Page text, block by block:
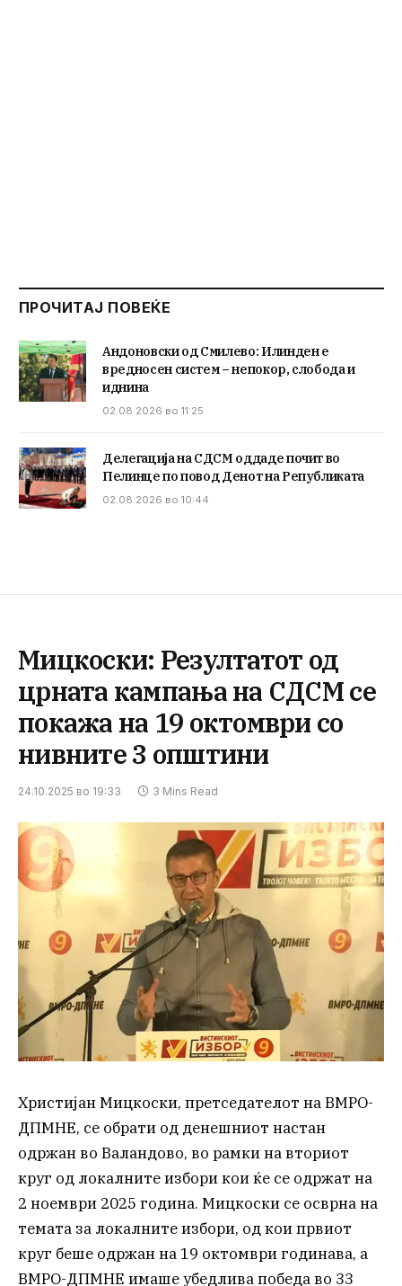
ПРОЧИТАЈ ПОВЕЌЕ
Андоновски од Смилево: Илинден е
вредносен систем – непокор, слобода и
иднина
02.08.2026 во 11:25
Делегација на СДСМ оддаде почит во
Пелинце по повод Денот на Републиката
02.08.2026 во 10:44
Мицкоски: Резултатот од
црната кампања на СДСМ се
покажа на 19 октомври со
нивните 3 општини
24.10.2025 во 19:33 3 Mins Read
Христијан Мицкоски, претседателот на ВМРО-
ДПМНЕ, се обрати од денешниот настан
одржан во Валандово, во рамки на вториот
круг од локалните избори кои ќе се одржат на
2 ноември 2025 година. Мицкоски се осврна на
темата за локалните избори, од кои првиот
круг беше одржан на 19 октомври годинава, а
ВМРО-ДПМНЕ имаше убедлива победа во 33